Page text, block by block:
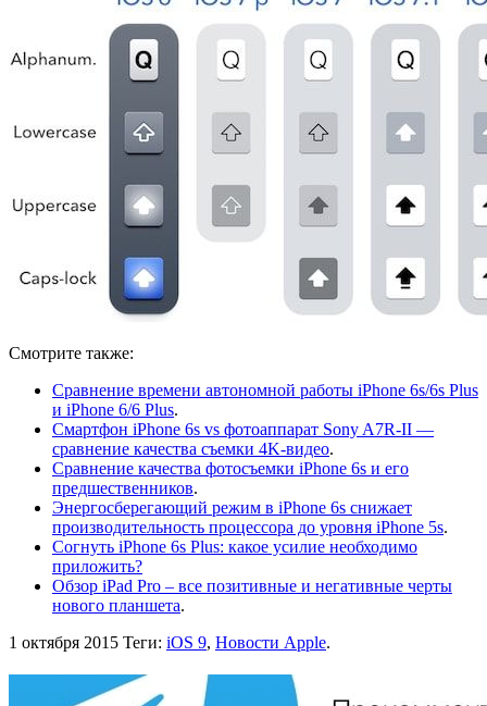
Смотрите также:
Сравнение времени автономной работы iPhone 6s/6s Plus
и iPhone 6/6 Plus.
Смартфон iPhone 6s vs фотоаппарат Sony A7R-II —
сравнение качества съемки 4K-видео.
Сравнение качества фотосъемки iPhone 6s и его
предшественников.
Энергосберегающий режим в iPhone 6s снижает
производительность процессора до уровня iPhone 5s.
Согнуть iPhone 6s Plus: какое усилие необходимо
приложить?
Обзор iPad Pro – все позитивные и негативные черты
нового планшета.
1 октября 2015 Теги: iOS 9, Новости Apple.